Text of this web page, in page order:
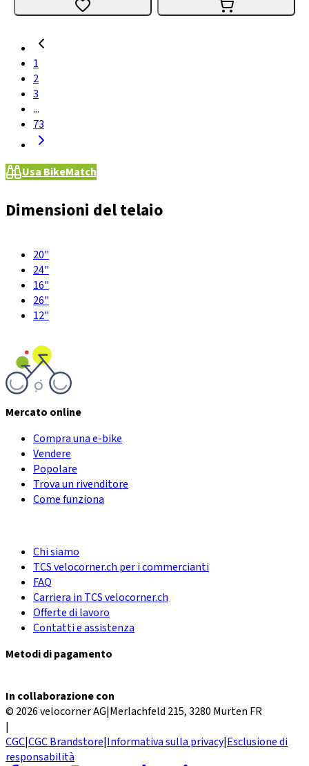
1
2
3
...
73
Usa BikeMatch
Dimensioni del telaio
20"
24"
16"
26"
12"
Mercato online
Compra una e-bike
Vendere
Popolare
Trova un rivenditore
Come funziona
Chi siamo
TCS velocorner.ch per i commercianti
FAQ
Carriera in TCS velocorner.ch
Offerte di lavoro
Contatti e assistenza
Metodi di pagamento
In collaborazione con
© 2026 velocorner AG|Merlachfeld 215, 3280 Murten FR
|
CGC|CGC Brandstore|Informativa sulla privacy|Esclusione di
responsabilità